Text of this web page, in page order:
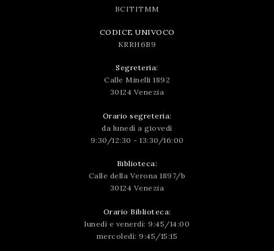
BCITITMM
CODICE UNIVOCO
KRRH6B9
Segreteria:
Calle Minelli 1892
30124 Venezia
Orario segreteria:
da lunedì a giovedì
9:30/12:30 - 13:30/16:00
Biblioteca:
Calle della Verona 1897/b
30124 Venezia
Orario Biblioteca:
lunedì e venerdì: 9:45/14:00
mercoledì: 9:45/15:15